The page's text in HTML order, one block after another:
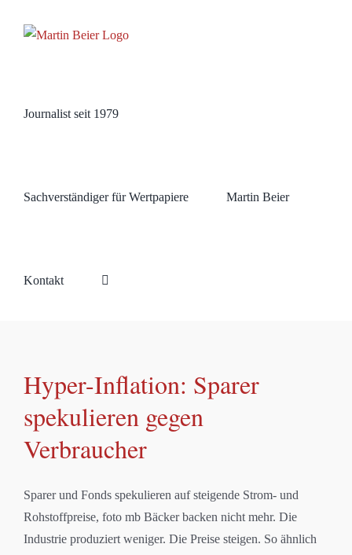
Inhalt
Journalist seit 1979
Sachverständiger für Wertpapiere Martin Beier
Kontakt
Hyper-Inflation: Sparer
spekulieren gegen
Verbraucher
Sparer und Fonds spekulieren auf steigende Strom- und
Rohstoffpreise, foto mb Bäcker backen nicht mehr. Die
Industrie produziert weniger. Die Preise steigen. So ähnlich